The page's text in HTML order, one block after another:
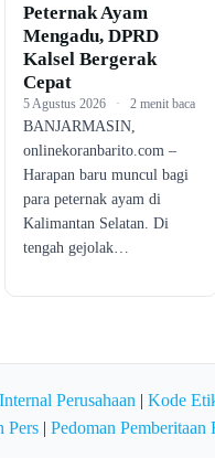
Peternak Ayam
Mengadu, DPRD
Kalsel Bergerak
Cepat
5 Agustus 2026 · 2 menit baca
BANJARMASIN,
onlinekoranbarito.com –
Harapan baru muncul bagi
para peternak ayam di
Kalimantan Selatan. Di
tengah gejolak…
Perusahaan | Kode
Pers| Pedoman Pemberitaan